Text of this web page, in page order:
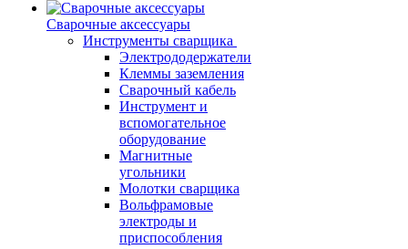
Сварочные аксессуары
Инструменты сварщика
Электрододержатели
Клеммы заземления
Сварочный кабель
Инструмент и
вспомогательное
оборудование
Магнитные
угольники
Молотки сварщика
Вольфрамовые
электроды и
приспособления